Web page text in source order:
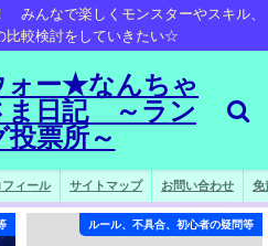
みんなで楽しくモンスターやスキル、
比較検討をしていきたい☆
ォー★なんちゃ
ま日記 ～ラン
投票所～
ィール サイトマップ お問い合わせ 免
ルール、不具合、初心者の疑問等